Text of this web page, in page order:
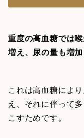
重度の高血糖では
増え、尿の量も増
これは高血糖によ
え、それに伴って
こすためです。